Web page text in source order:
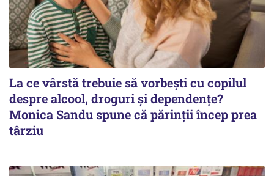
La ce vârstă trebuie să vorbești cu copilul
despre alcool, droguri și dependențe?
Monica Sandu spune că părinții încep prea
târziu